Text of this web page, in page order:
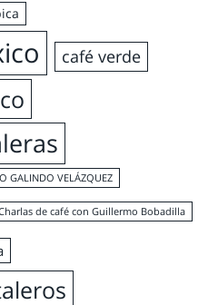
café verde
GALINDO VELÁZQUEZ
de café con Guillermo Bobadilla